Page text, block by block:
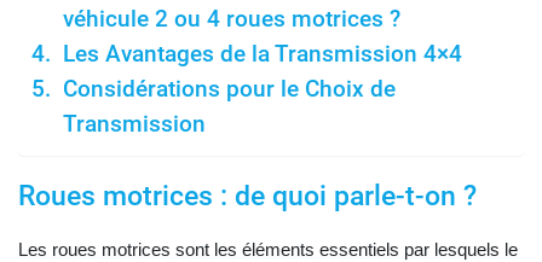
véhicule 2 ou 4 roues motrices ?
Les Avantages de la Transmission 4×4
Considérations pour le Choix de
Transmission
Roues motrices : de quoi parle-t-on ?
Les roues motrices sont les éléments essentiels par lesquels le